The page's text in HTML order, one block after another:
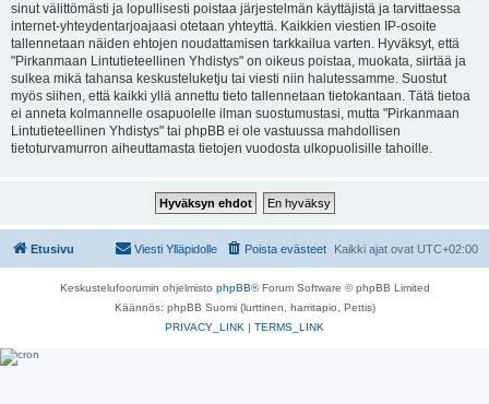
sinut välittömästi ja lopullisesti poistaa järjestelmän käyttäjistä ja tarvittaessa
internet-yhteydentarjoajaasi otetaan yhteyttä. Kaikkien viestien IP-osoite
tallennetaan näiden ehtojen noudattamisen tarkkailua varten. Hyväksyt, että
"Pirkanmaan Lintutieteellinen Yhdistys" on oikeus poistaa, muokata, siirtää ja
sulkea mikä tahansa keskusteluketju tai viesti niin halutessamme. Suostut
myös siihen, että kaikki yllä annettu tieto tallennetaan tietokantaan. Tätä tietoa
ei anneta kolmannelle osapuolelle ilman suostumustasi, mutta "Pirkanmaan
Lintutieteellinen Yhdistys" tai phpBB ei ole vastuussa mahdollisen
tietoturvamurron aiheuttamasta tietojen vuodosta ulkopuolisille tahoille.
Etusivu Kaikki ajat ovat UTC+02:00
Poista evästeet
Viesti Ylläpidolle
Keskustelufoorumin ohjelmisto phpBB® Forum Software © phpBB Limited
Käännös: phpBB Suomi (lurttinen, harritapio, Pettis)
PRIVACY_LINK | TERMS_LINK